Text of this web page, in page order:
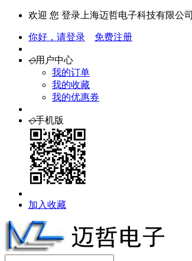
欢迎 您 登录上海迈哲电子科技有限公司
你好，请登录 免费注册
◇用户中心
我的订单
我的收藏
我的优惠券
◇手机版
加入收藏